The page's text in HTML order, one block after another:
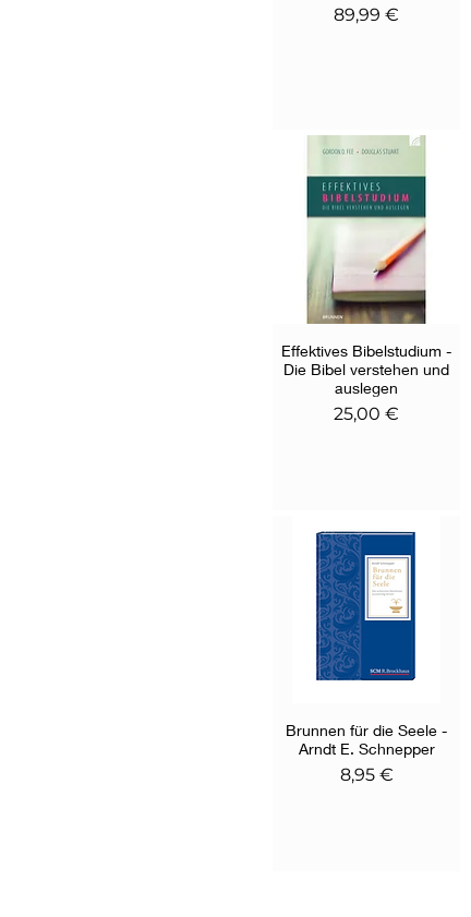
Preis
89,99 €
Schnellansicht
Effektives Bibelstudium -
Die Bibel verstehen und
auslegen
Preis
25,00 €
Schnellansicht
Brunnen für die Seele -
Arndt E. Schnepper
Preis
8,95 €